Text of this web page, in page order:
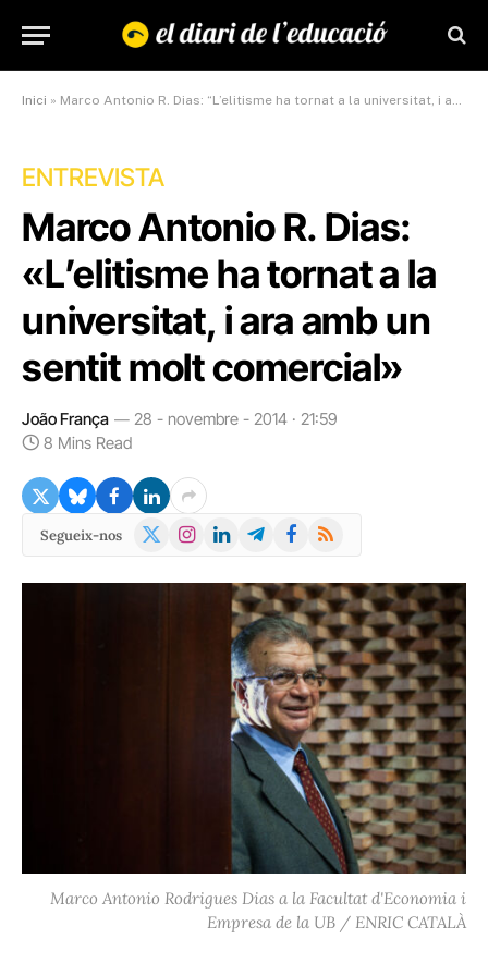
Inici » Marco Antonio R. Dias: “L’elitisme ha tornat a la universitat, i ara amb un sentit molt comercial”
ENTREVISTA
Marco Antonio R. Dias:
«L’elitisme ha tornat a la
universitat, i ara amb un
sentit molt comercial»
João França
28 - novembre - 2014 · 21:59
8 Mins Read
Segueix-nos
X
Instagram
LinkedInTelegramFacebook
RSS
Marco Antonio Rodrigues Dias a la Facultat d'Economia i
Empresa de la UB / ENRIC CATALÀ